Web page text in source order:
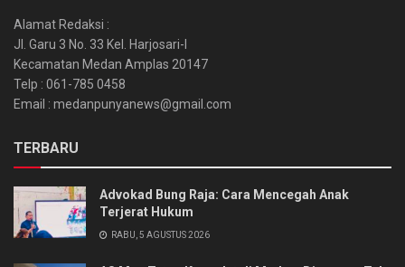
Alamat Redaksi :
Jl. Garu 3 No. 33 Kel. Harjosari-I
Kecamatan Medan Amplas 20147
Telp : 061-785 0458
Email : medanpunyanews@gmail.com
TERBARU
Advokad Bung Raja: Cara Mencegah Anak
Terjerat Hukum
RABU, 5 AGUSTUS 2026